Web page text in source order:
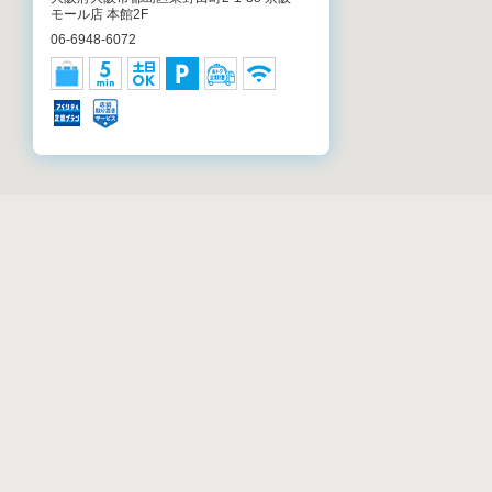
モール店 本館2F
06-6948-6072